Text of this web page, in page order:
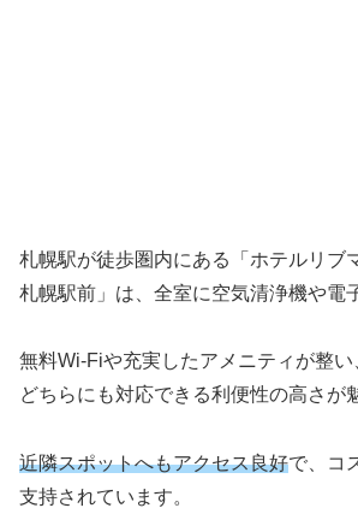
札幌駅が徒歩圏内にある「ホテルリブ
札幌駅前」は、全室に空気清浄機や電
無料Wi-Fiや充実したアメニティが整
どちらにも対応できる利便性の高さが
近隣スポットへもアクセス良好で、コ
支持されています。